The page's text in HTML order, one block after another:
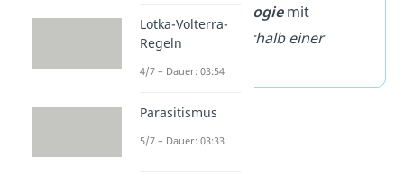
Populationsökologie mit
Dynamiken
innerhalb einer
Population.
Lotka-Volterra-
Regeln
4/7 – Dauer: 03:54
Parasitismus
5/7 – Dauer: 03:33